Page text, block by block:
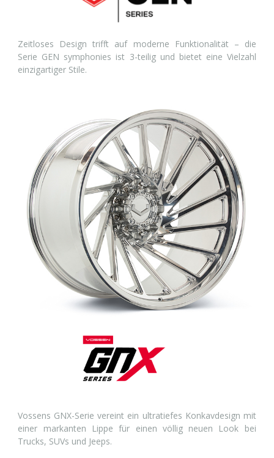
Zeitloses Design trifft auf moderne Funktionalität – die
Serie GEN symphonies ist 3-teilig und bietet eine Vielzahl
einzigartiger Stile.
Vossens GNX-Serie vereint ein ultratiefes Konkavdesign mit
einer markanten Lippe für einen völlig neuen Look bei
Trucks, SUVs und Jeeps.